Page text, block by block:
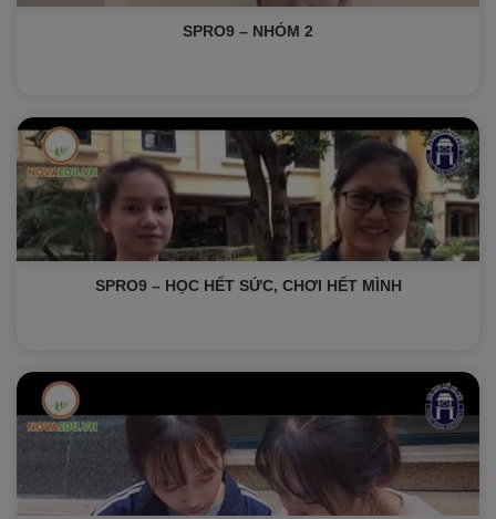
SPRO9 – NHÓM 2
SPRO9 – HỌC HẾT SỨC, CHƠI HẾT MÌNH